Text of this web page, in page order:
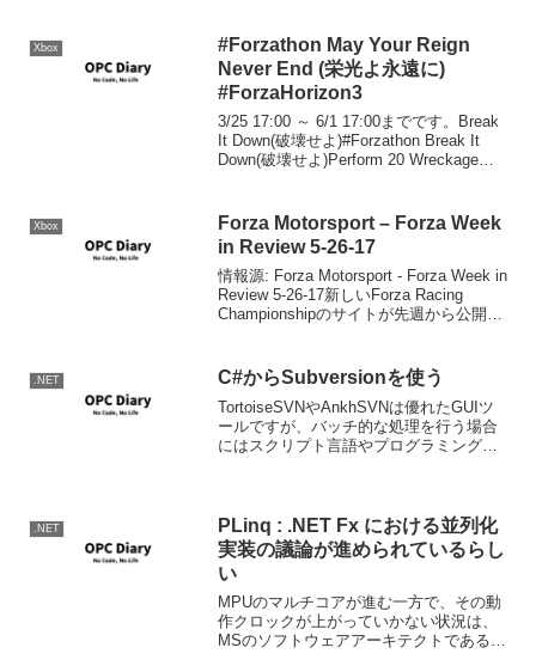
Xbox
#Forzathon May Your Reign
Never End (栄光よ永遠に)
#ForzaHorizon3
3/25 17:00 ～ 6/1 17:00までです。Break
It Down(破壊せよ)#Forzathon Break It
Down(破壊せよ)Perform 20 Wreckage
Xbox
Forza Motorsport – Forza Week
in Review 5-26-17
情報源: Forza Motorsport - Forza Week in
Review 5-26-17新しいForza Racing
Championshipのサイトが先週から公開さ
.NET C#からSubversionを使う
TortoiseSVNやAnkhSVNは優れたGUIツ
ールですが、バッチ的な処理を行う場合
にはスクリプト言語やプログラミングコ
.NET
PLinq : .NET Fx における並列化
実装の議論が進められているらし
い
MPUのマルチコアが進む一方で、その動
作クロックが上がっていかない状況は、
MSのソフトウェアアーキテクトである